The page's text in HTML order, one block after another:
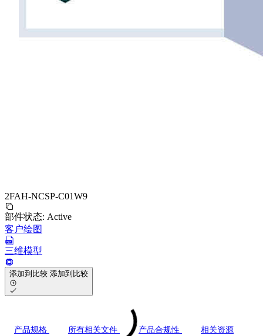
2FAH-NCSP-C01W9
部件状态: Active
客户绘图
三维模型
添加到比较 添加到比较
产品规格 所有相关文件 产品合规性
相关资源